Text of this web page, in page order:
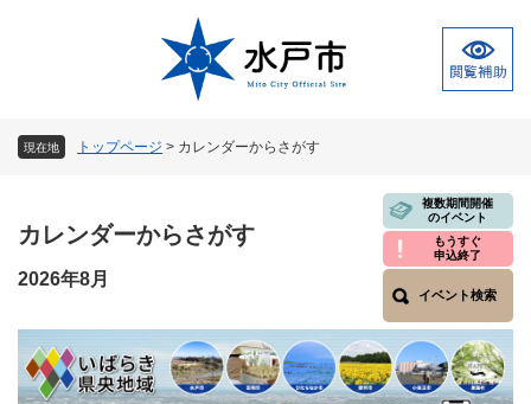
現在地 トップページ > カレンダーからさがす
文
カレンダーからさがす
複数期間開催
のイベント
もうすぐ
申込終了
イベント検索
2026年8月